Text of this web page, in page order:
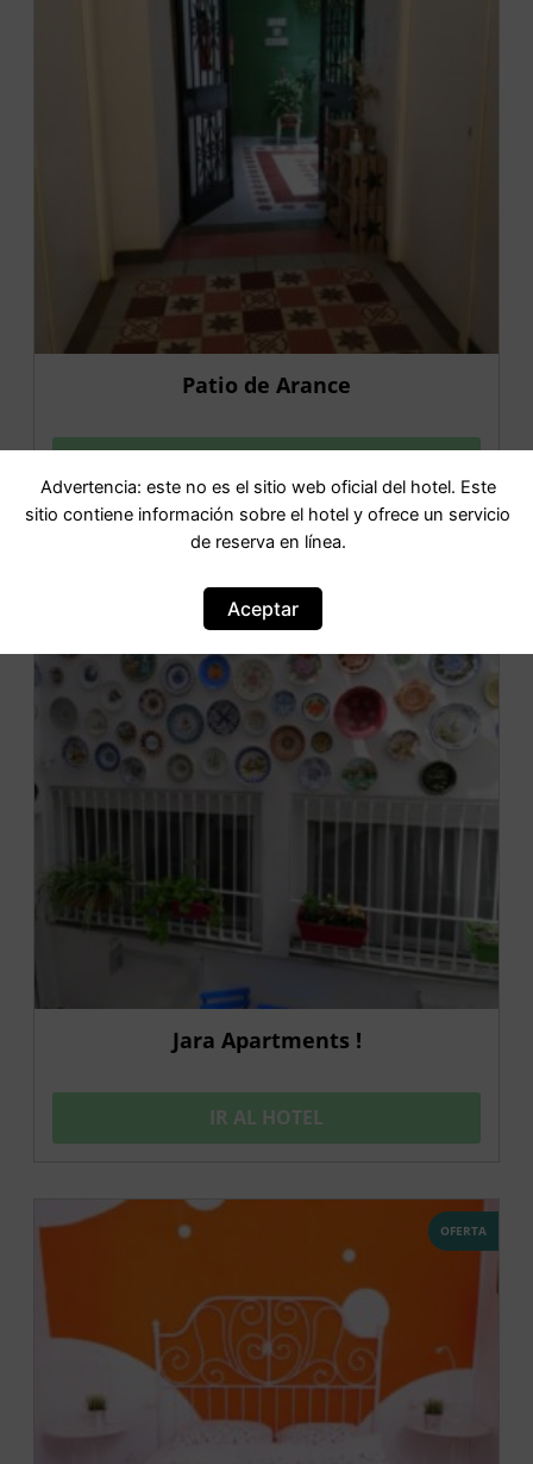
Patio de Arance
Jara Apartments !
IR AL HOTEL
OFERTA
Advertencia: este no es el sitio web oficial del hotel. Este
sitio contiene información sobre el hotel y ofrece un servicio
de reserva en línea.
Aceptar